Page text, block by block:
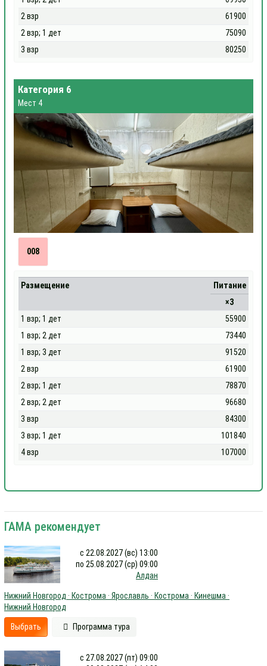
2 взр
61900
2 взр; 1 дет
75090
3 взр
80250
Категория 6
Мест 4
008
Размещение
Питание
×3
1 взр; 1 дет
55900
1 взр; 2 дет
73440
1 взр; 3 дет
91520
2 взр
61900
2 взр; 1 дет
78870
2 взр; 2 дет
96680
3 взр
84300
3 взр; 1 дет
101840
4 взр
107000
ГАМА рекомендует
с 22.08.2027 (вс) 13:00
по 25.08.2027 (ср) 09:00
Алдан
Нижний Новгород · Кострома · Ярославль · Кострома · Кинешма ·
Нижний Новгород
Выбрать Программа тура
с 27.08.2027 (пт) 09:00